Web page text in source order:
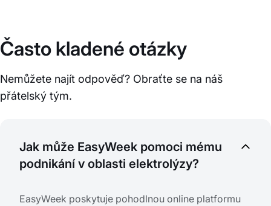
Často kladené otázky
Nemůžete najít odpověď? Obraťte se na náš
přátelský tým.
Jak může EasyWeek pomoci mému
podnikání v oblasti elektrolýzy?
EasyWeek poskytuje pohodlnou online platformu